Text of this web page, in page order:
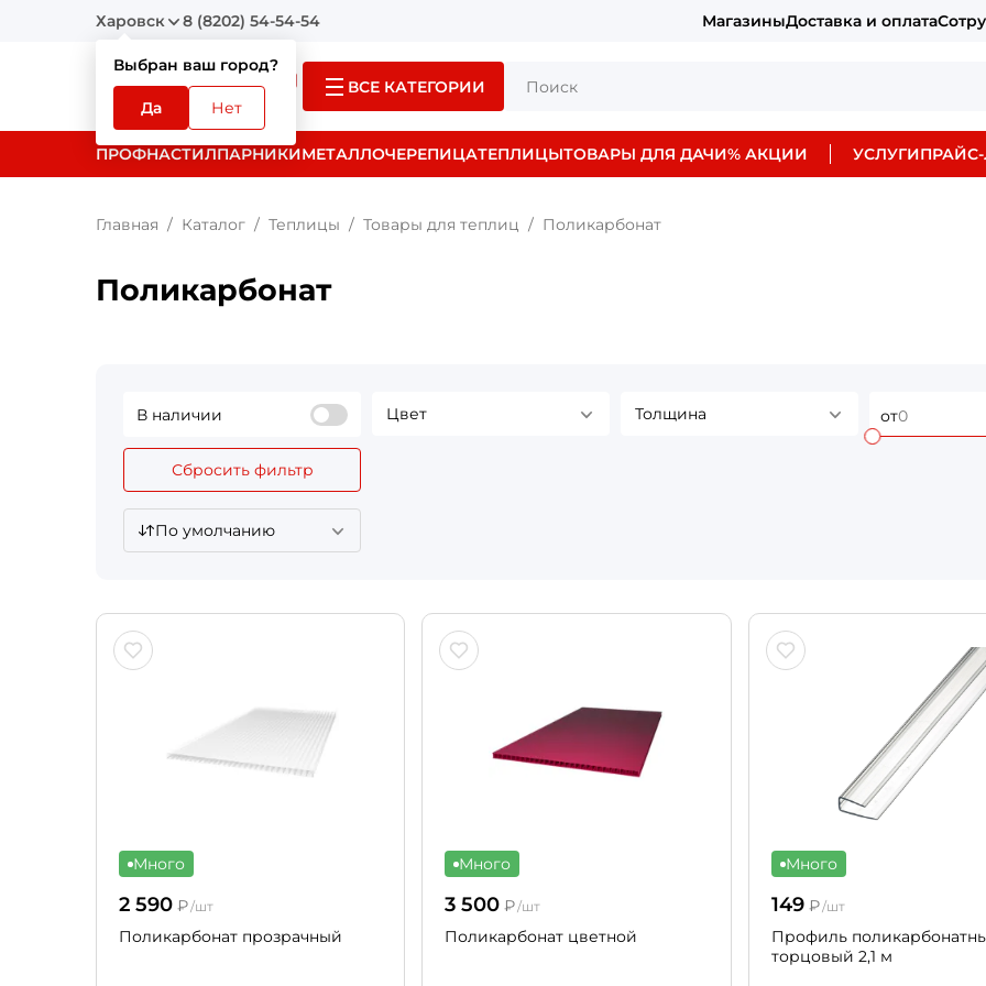
Харовск
Выбран ваш город?
Да Нет
8 (8202) 54-54-54 МагазиныДоставка и оплата
ВСЕ КАТЕГОРИИ
ПРОФНАСТИЛПАРНИКИМЕТАЛЛОЧЕРЕПИЦАТЕПЛИЦЫТОВАРЫ ДЛЯ ДАЧИ% АКЦИИ УСЛУГИ
Главная Каталог Теплицы Товары для теплиц Поликарбонат
Поликарбонат
В наличии Цвет Толщина от
Сбросить фильтр
По умолчанию
Много
2 590 ₽/шт
Поликарбонат прозрачный
Много
3 500 ₽/шт
Поликарбонат цветной
Много
149₽/шт
Профиль
торцовый 2,1 м